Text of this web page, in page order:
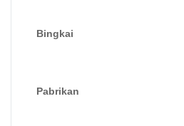
Bingkai
Pabrikan